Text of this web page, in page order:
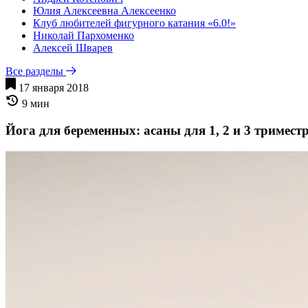
Юлия Алексеевна Алексеенко
Клуб любителей фигурного катания «6.0!»
Николай Пархоменко
Алексей Шварев
Все разделы
17 января 2018
9 мин
Йога для беременных: асаны для 1, 2 и 3